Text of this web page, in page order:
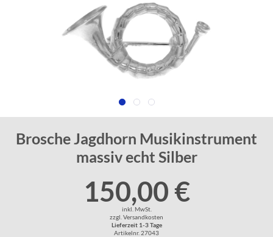
Brosche Jagdhorn Musikinstrument
massiv echt Silber
150,00 €
inkl. MwSt.
zzgl. Versandkosten
Lieferzeit 1-3 Tage
Artikelnr. 27043